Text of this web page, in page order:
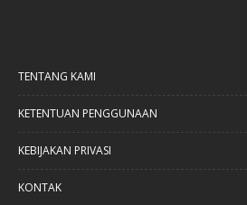
TENTANG KAMI
KETENTUAN PENGGUNAAN
KEBIJAKAN PRIVASI
KONTAK